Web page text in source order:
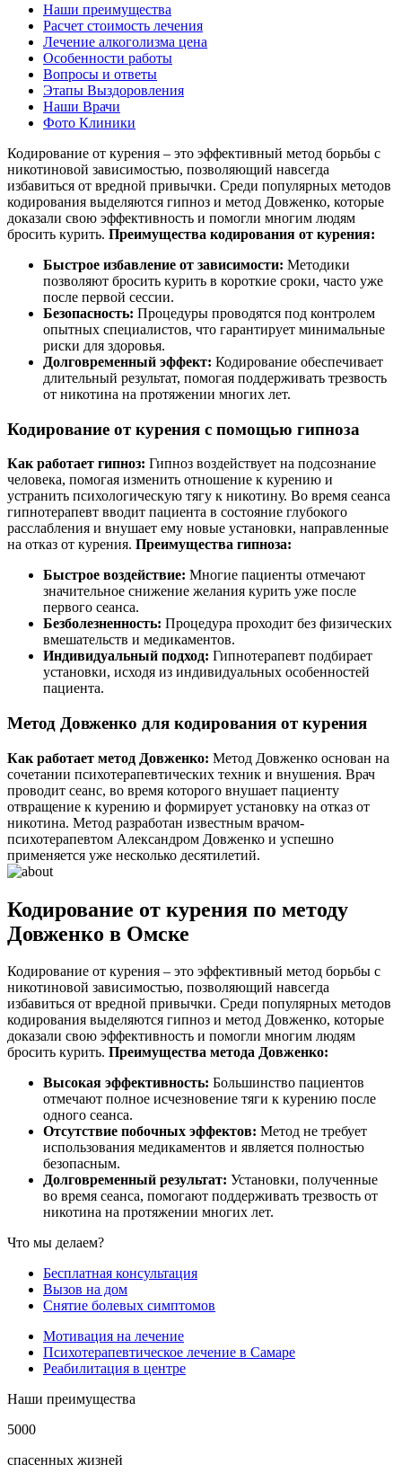
Наши преимущества
Расчет стоимость лечения
Лечение алкоголизма цена
Особенности работы
Вопросы и ответы
Этапы Выздоровления
Наши Врачи
Фото Клиники
Кодирование от курения – это эффективный метод борьбы с
никотиновой зависимостью, позволяющий навсегда
избавиться от вредной привычки. Среди популярных методов
кодирования выделяются гипноз и метод Довженко, которые
доказали свою эффективность и помогли многим людям
бросить курить. Преимущества кодирования от курения:
Быстрое избавление от зависимости: Методики
позволяют бросить курить в короткие сроки, часто уже
после первой сессии.
Безопасность: Процедуры проводятся под контролем
опытных специалистов, что гарантирует минимальные
риски для здоровья.
Долговременный эффект: Кодирование обеспечивает
длительный результат, помогая поддерживать трезвость
от никотина на протяжении многих лет.
Кодирование от курения с помощью гипноза
Как работает гипноз: Гипноз воздействует на подсознание
человека, помогая изменить отношение к курению и
устранить психологическую тягу к никотину. Во время сеанса
гипнотерапевт вводит пациента в состояние глубокого
расслабления и внушает ему новые установки, направленные
на отказ от курения. Преимущества гипноза:
Быстрое воздействие: Многие пациенты отмечают
значительное снижение желания курить уже после
первого сеанса.
Безболезненность: Процедура проходит без физических
вмешательств и медикаментов.
Индивидуальный подход: Гипнотерапевт подбирает
установки, исходя из индивидуальных особенностей
пациента.
Метод Довженко для кодирования от курения
Как работает метод Довженко: Метод Довженко основан на
сочетании психотерапевтических техник и внушения. Врач
проводит сеанс, во время которого внушает пациенту
отвращение к курению и формирует установку на отказ от
никотина. Метод разработан известным врачом-
психотерапевтом Александром Довженко и успешно
применяется уже несколько десятилетий.
Кодирование от курения по методу
Довженко в Омске
Кодирование от курения – это эффективный метод борьбы с
никотиновой зависимостью, позволяющий навсегда
избавиться от вредной привычки. Среди популярных методов
кодирования выделяются гипноз и метод Довженко, которые
доказали свою эффективность и помогли многим людям
бросить курить. Преимущества метода Довженко:
Высокая эффективность: Большинство пациентов
отмечают полное исчезновение тяги к курению после
одного сеанса.
Отсутствие побочных эффектов: Метод не требует
использования медикаментов и является полностью
безопасным.
Долговременный результат: Установки, полученные
во время сеанса, помогают поддерживать трезвость от
никотина на протяжении многих лет.
Что мы делаем?
Бесплатная консультация
Вызов на дом
Снятие болевых симптомов
Мотивация на лечение
Психотерапевтическое лечение в Самаре
Реабилитация в центре
Наши преимущества
5000
спасенных жизней